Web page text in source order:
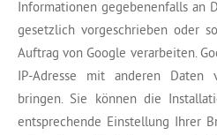
Informationen gegebenenfalls an
gesetzlich vorgeschrieben oder
Auftrag von Google verarbeiten.
IP-Adresse mit anderen Daten
bringen. Sie können die
entsprechende Einstellung Ihrer